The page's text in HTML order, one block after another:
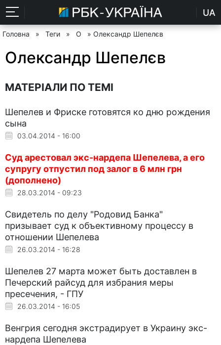
UA
Головна » Теги » О » Олександр Шепелєв
Олександр Шепелєв
МАТЕРІАЛИ ПО ТЕМІ
Шепелев и Фриске готовятся ко дню рождения
сына
03.04.2014 - 16:00
Суд арестовал экс-нардепа Шепелева, а его
супругу отпустил под залог в 6 млн грн
(дополнено)
28.03.2014 - 09:23
Свидетель по делу "Родовид Банка"
призывает суд к объективному процессу в
отношении Шепелева
26.03.2014 - 16:28
Шепелев 27 марта может быть доставлен в
Печерский райсуд для избрания меры
пресечения, - ГПУ
26.03.2014 - 16:05
Венгрия сегодня экстрадирует в Украину экс-
нардепа Шепелева